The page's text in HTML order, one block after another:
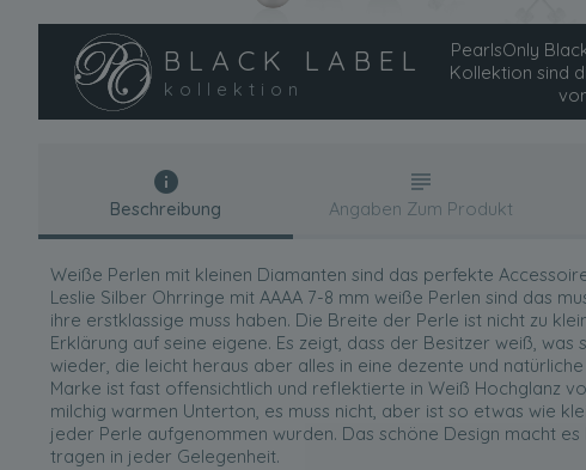
BLACK LABEL
kollektion
PearlsOnly
Kollektion sind
Beschreibung
Weiße Perlen mit kleinen Diamanten sind das perfekte
Leslie Silber Ohrringe mit AAAA 7-8 mm weiße Perlen sind das
ihre erstklassige muss haben. Die Breite der Perle ist nicht zu
Erklärung auf seine eigene. Es zeigt, dass der Besitzer weiß, was
wieder, die leicht heraus aber alles in eine dezente und natürliche
Marke ist fast offensichtlich und reflektierte in Weiß Hochglanz
milchig warmen Unterton, es muss nicht, aber ist so etwas wie
jeder Perle aufgenommen wurden. Das schöne Design macht es
tragen in jeder Gelegenheit.
Angaben Zum Produkt